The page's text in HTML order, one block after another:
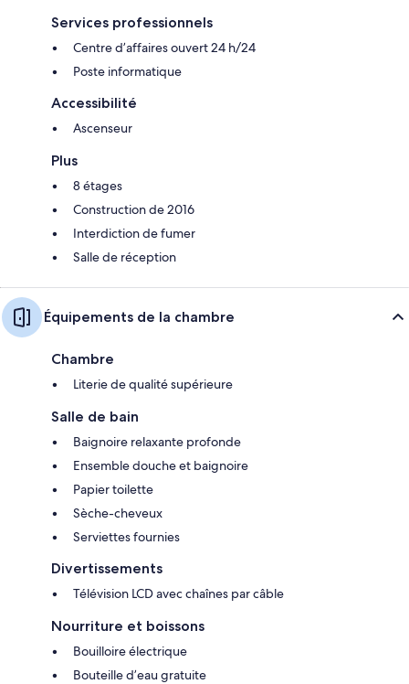
Services professionnels
Centre d’affaires ouvert 24 h/24
Poste informatique
Accessibilité
Ascenseur
Plus
8 étages
Construction de 2016
Interdiction de fumer
Salle de réception
Équipements de la chambre
Chambre
Literie de qualité supérieure
Salle de bain
Baignoire relaxante profonde
Ensemble douche et baignoire
Papier toilette
Sèche-cheveux
Serviettes fournies
Divertissements
Télévision LCD avec chaînes par câble
Nourriture et boissons
Bouilloire électrique
Bouteille d’eau gratuite